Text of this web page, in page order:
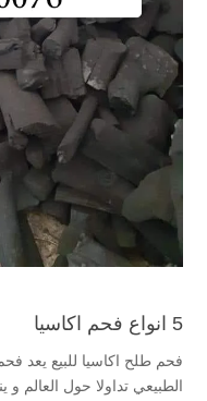
5 انواع فحم اكاسيا
فحم طلح اكاسيا للبيع يعد فحم
الطبيعي تداولا حول العالم و